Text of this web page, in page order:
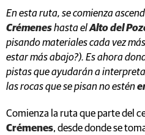
En esta ruta, se comienza
Crémeneshasta elAlto del
pisando materiales cada vez
estar más abajo?). Es ahora
pistas que ayudarán a
las rocas que se pisan no estén
Comienza la ruta que parte del
Crémenes, desde donde se